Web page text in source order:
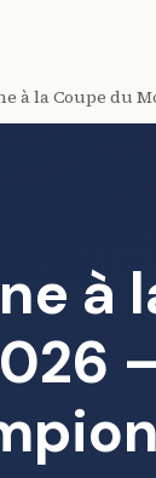
à la Coupe du
à